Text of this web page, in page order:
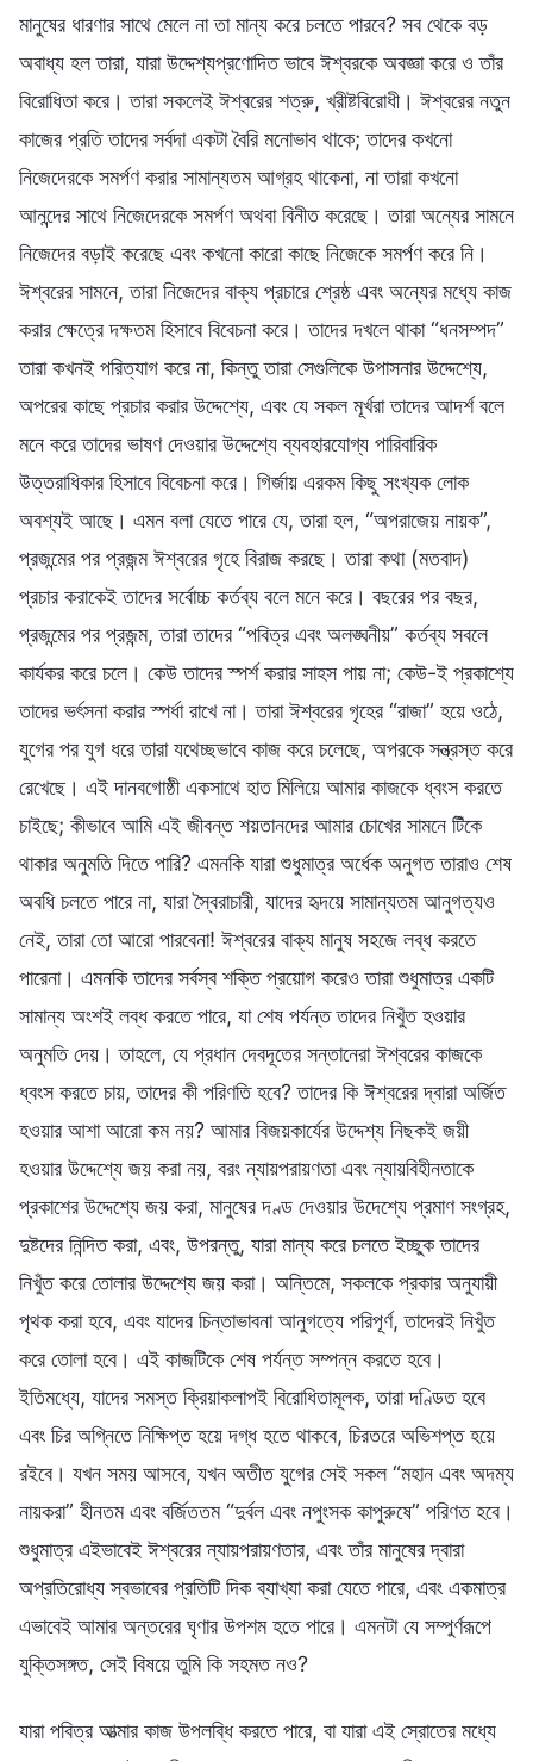
মানুষের ধারণার সাথে মেলে না তা মান্য করে চলতে পারবে? সব থেকে বড়
অবাধ্য হল তারা, যারা উদ্দেশ্যপ্রণোদিত ভাবে ঈশ্বরকে অবজ্ঞা করে ও তাঁর
বিরোধিতা করে। তারা সকলেই ঈশ্বরের শত্রু, খ্রীষ্টবিরোধী। ঈশ্বরের নতুন
কাজের প্রতি তাদের সর্বদা একটা বৈরি মনোভাব থাকে; তাদের কখনো
নিজেদেরকে সমর্পণ করার সামান্যতম আগ্রহ থাকেনা, না তারা কখনো
আনন্দের সাথে নিজেদেরকে সমর্পণ অথবা বিনীত করেছে। তারা অন্যের সামনে
নিজেদের বড়াই করেছে এবং কখনো কারো কাছে নিজেকে সমর্পণ করে নি।
ঈশ্বরের সামনে, তারা নিজেদের বাক্য প্রচারে শ্রেষ্ঠ এবং অন্যের মধ্যে কাজ
করার ক্ষেত্রে দক্ষতম হিসাবে বিবেচনা করে। তাদের দখলে থাকা “ধনসম্পদ”
তারা কখনই পরিত্যাগ করে না, কিন্তু তারা সেগুলিকে উপাসনার উদ্দেশ্যে,
অপরের কাছে প্রচার করার উদ্দেশ্যে, এবং যে সকল মূর্খরা তাদের আদর্শ বলে
মনে করে তাদের ভাষণ দেওয়ার উদ্দেশ্যে ব্যবহারযোগ্য পারিবারিক
উত্তরাধিকার হিসাবে বিবেচনা করে। গির্জায় এরকম কিছু সংখ্যক লোক
অবশ্যই আছে। এমন বলা যেতে পারে যে, তারা হল, “অপরাজেয় নায়ক”,
প্রজন্মের পর প্রজন্ম ঈশ্বরের গৃহে বিরাজ করছে। তারা কথা (মতবাদ)
প্রচার করাকেই তাদের সর্বোচ্চ কর্তব্য বলে মনে করে। বছরের পর বছর,
প্রজন্মের পর প্রজন্ম, তারা তাদের “পবিত্র এবং অলঙ্ঘনীয়” কর্তব্য সবলে
কার্যকর করে চলে। কেউ তাদের স্পর্শ করার সাহস পায় না; কেউ-ই প্রকাশ্যে
তাদের ভর্ৎসনা করার স্পর্ধা রাখে না। তারা ঈশ্বরের গৃহের “রাজা” হয়ে ওঠে,
যুগের পর যুগ ধরে তারা যথেচ্ছভাবে কাজ করে চলেছে, অপরকে সন্ত্রস্ত করে
রেখেছে। এই দানবগোষ্ঠী একসাথে হাত মিলিয়ে আমার কাজকে ধ্বংস করতে
চাইছে; কীভাবে আমি এই জীবন্ত শয়তানদের আমার চোখের সামনে টিঁকে
থাকার অনুমতি দিতে পারি? এমনকি যারা শুধুমাত্র অর্ধেক অনুগত তারাও শেষ
অবধি চলতে পারে না, যারা স্বৈরাচারী, যাদের হৃদয়ে সামান্যতম আনুগত্যও
নেই, তারা তো আরো পারবেনা! ঈশ্বরের বাক্য মানুষ সহজে লব্ধ করতে
পারেনা। এমনকি তাদের সর্বস্ব শক্তি প্রয়োগ করেও তারা শুধুমাত্র একটি
সামান্য অংশই লব্ধ করতে পারে, যা শেষ পর্যন্ত তাদের নিখুঁত হওয়ার
অনুমতি দেয়। তাহলে, যে প্রধান দেবদূতের সন্তানেরা ঈশ্বরের কাজকে
ধ্বংস করতে চায়, তাদের কী পরিণতি হবে? তাদের কি ঈশ্বরের দ্বারা অর্জিত
হওয়ার আশা আরো কম নয়? আমার বিজয়কার্যের উদ্দেশ্য নিছকই জয়ী
হওয়ার উদ্দেশ্যে জয় করা নয়, বরং ন্যায়পরায়ণতা এবং ন্যায়বিহীনতাকে
প্রকাশের উদ্দেশ্যে জয় করা, মানুষের দণ্ড দেওয়ার উদেশ্যে প্রমাণ সংগ্রহ,
দুষ্টদের নিন্দিত করা, এবং, উপরন্তু, যারা মান্য করে চলতে ইচ্ছুক তাদের
নিখুঁত করে তোলার উদ্দেশ্যে জয় করা। অন্তিমে, সকলকে প্রকার অনুযায়ী
পৃথক করা হবে, এবং যাদের চিন্তাভাবনা আনুগত্যে পরিপূর্ণ, তাদেরই নিখুঁত
করে তোলা হবে। এই কাজটিকে শেষ পর্যন্ত সম্পন্ন করতে হবে।
ইতিমধ্যে, যাদের সমস্ত ক্রিয়াকলাপই বিরোধিতামূলক, তারা দণ্ডিত হবে
এবং চির অগ্নিতে নিক্ষিপ্ত হয়ে দগ্ধ হতে থাকবে, চিরতরে অভিশপ্ত হয়ে
রইবে। যখন সময় আসবে, যখন অতীত যুগের সেই সকল “মহান এবং অদম্য
নায়করা” হীনতম এবং বর্জিততম “দুর্বল এবং নপুংসক কাপুরুষে” পরিণত হবে।
শুধুমাত্র এইভাবেই ঈশ্বরের ন্যায়পরায়ণতার, এবং তাঁর মানুষের দ্বারা
অপ্রতিরোধ্য স্বভাবের প্রতিটি দিক ব্যাখ্যা করা যেতে পারে, এবং একমাত্র
এভাবেই আমার অন্তরের ঘৃণার উপশম হতে পারে। এমনটা যে সম্পুর্ণরূপে
যুক্তিসঙ্গত, সেই বিষয়ে তুমি কি সহমত নও?
যারা পবিত্র আত্মার কাজ উপলব্ধি করতে পারে, বা যারা এই স্রোতের মধ্যে